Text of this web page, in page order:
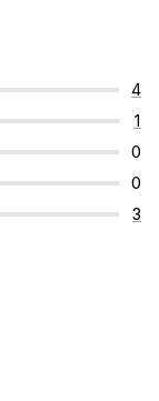
4
1
0
0
3